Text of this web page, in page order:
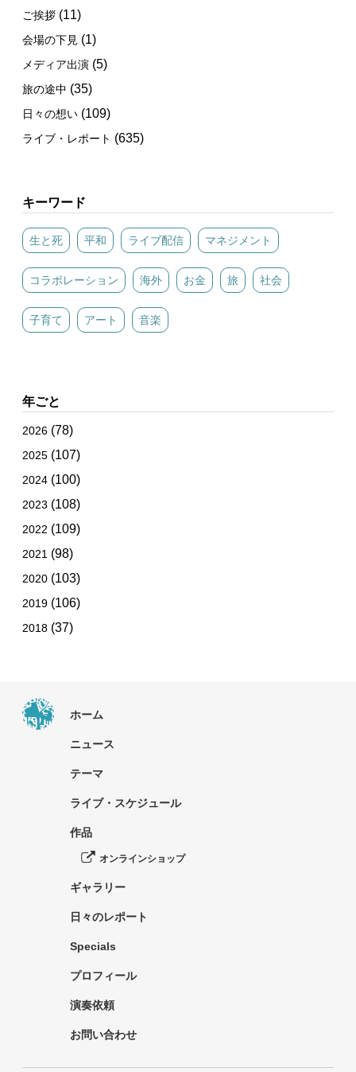
ご挨拶 (11)
会場の下見 (1)
メディア出演 (5)
旅の途中 (35)
日々の想い (109)
ライブ・レポート (635)
キーワード
生と死 平和 ライブ配信 マネジメント
コラボレーション 海外 お金 旅 社会
子育て アート 音楽
年ごと
2026 (78)
2025 (107)
2024 (100)
2023 (108)
2022 (109)
2021 (98)
2020 (103)
2019 (106)
2018 (37)
ホーム
ニュース
テーマ
ライブ・スケジュール
作品
オンラインショップ
ギャラリー
日々のレポート
Specials
プロフィール
演奏依頼
お問い合わせ